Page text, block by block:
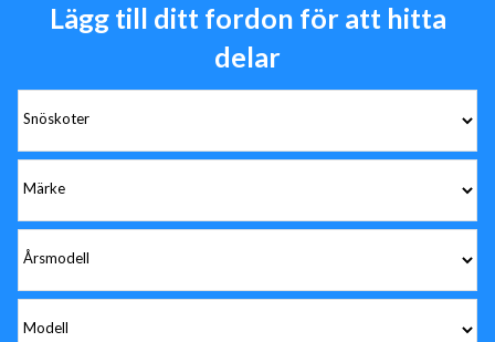
Lägg till ditt fordon för att hitta
delar